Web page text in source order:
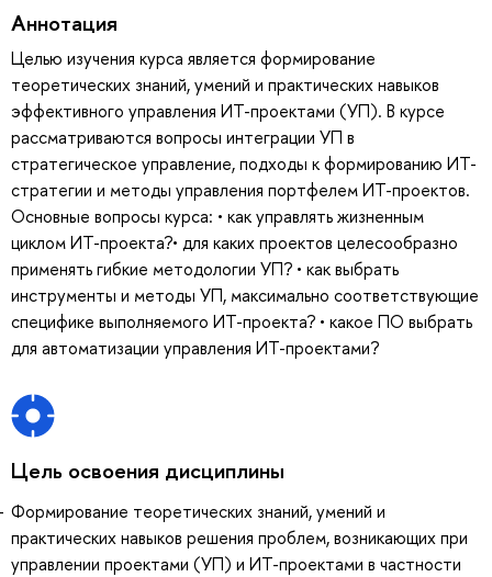
Аннотация
Целью изучения курса является формирование
теоретических знаний, умений и практических навыков
эффективного управления ИТ-проектами (УП). В курсе
рассматриваются вопросы интеграции УП в
стратегическое управление, подходы к формированию ИТ-
стратегии и методы управления портфелем ИТ-проектов.
Основные вопросы курса: • как управлять жизненным
циклом ИТ-проекта?• для каких проектов целесообразно
применять гибкие методологии УП? • как выбрать
инструменты и методы УП, максимально соответствующие
специфике выполняемого ИТ-проекта? • какое ПО выбрать
для автоматизации управления ИТ-проектами?
Цель освоения дисциплины
Формирование теоретических знаний, умений и
практических навыков решения проблем, возникающих при
управлении проектами (УП) и ИТ-проектами в частности